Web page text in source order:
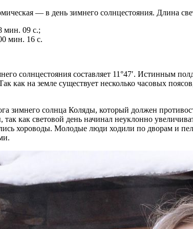
— в день зимнего солнцестояния. Длина
мин. 09 с.;
мин. 16 с.
солнцестояния составляет 11°47′. Истинным
как на земле существует несколько часовых
зимнего солнца Коляды, который должен
как световой день начинал неуклонно
хороводы. Молодые люди ходили по дворам и